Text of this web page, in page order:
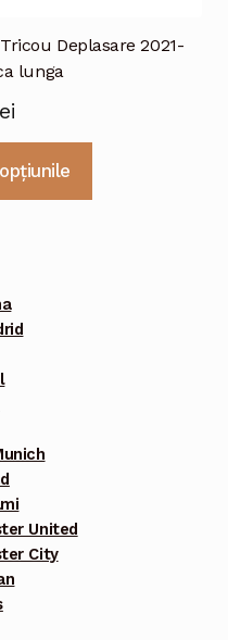
Deplasare 2021-
lunga
United
City